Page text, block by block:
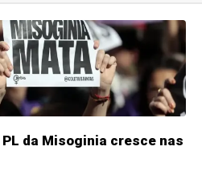
da Misoginia cresce nas